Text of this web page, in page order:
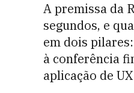
A premissa da
segundos, e
em dois
à conferência
aplicação de